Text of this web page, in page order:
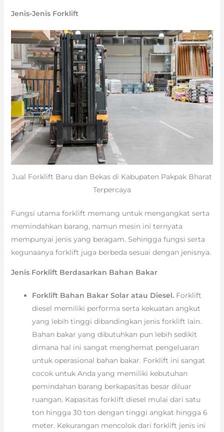
Jenis-Jenis Forklift
Jual Forklift Baru dan Bekas di Kabupaten Pakpak Bharat
Terpercaya
Fungsi utama forklift memang untuk mengangkat serta
memindahkan barang, namun mesin ini ternyata
mempunyai jenis yang beragam. Sehingga fungsi serta
kegunaanya forklift juga berbeda sesuai dengan jenisnya.
Jenis Forklift Berdasarkan Bahan Bakar
Forklift Bahan Bakar Solar atau Diesel. Forklift
diesel memiliki performa serta kekuatan angkut
yang lebih tinggi dibandingkan jenis forklift lain.
Bahan bakar yang dibutuhkan pun lebih sedikit
dimana hal ini sangat menghemat pengeluaran
untuk operasional bahan bakar. Forklift ini sangat
cocok untuk Anda yang memiliki kebutuhan
pemindahan barang berkapasitas besar diluar
ruangan. Kapasitas forklift diesel mulai dari satu
ton hingga 30 ton dengan tinggi angkat hingga 6
meter. Kekurangan mencolok dari forklift jenis ini